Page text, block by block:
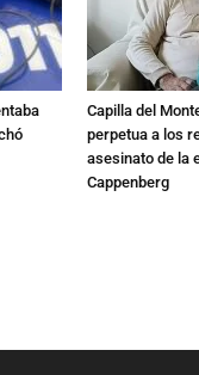
Capilla del
perpetua a los
asesinato de la
Cappenberg